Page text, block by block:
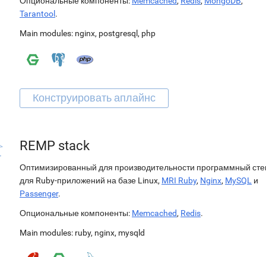
Tarantool .
Main modules: nginx, postgresql , php
REMP stack
Оптимизированный для производительности программный
для Ruby-приложений на базе Linux, MRI Ruby, Nginx, MySQL и
Passenger.
Опциональные компоненты: Memcached, Redis.
Main modules: ruby, nginx, mysqld